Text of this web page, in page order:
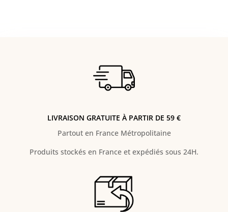
LIVRAISON GRATUITE À PARTIR DE 59 €
Partout en France Métropolitaine
Produits stockés en France et expédiés sous 24H.